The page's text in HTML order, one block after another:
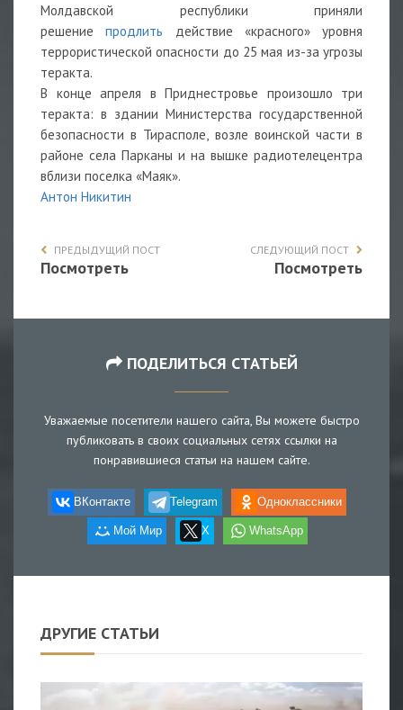
Молдавской республики приняли
решение
продлить
действие «красного» уровня
террористической опасности до 25 мая из-за угрозы
теракта.
В конце апреля в Приднестровье произошло три
теракта: в здании Министерства государственной
безопасности в Тирасполе, возле воинской части в
районе села Парканы и на вышке радиотелецентра
вблизи поселка «Маяк».
Антон Никитин
ПРЕДЫДУЩИЙ ПОСТ
Посмотреть
СЛЕДУЮЩИЙ ПОСТ
Посмотреть
ПОДЕЛИТЬСЯ СТАТЬЕЙ
Уважаемые посетители нашего сайта, Вы можете быстро
публиковать в своих социальных сетях ссылки на
понравившиеся статьи на нашем сайте.
ВКонтакте Telegram Одноклассники
Мой Мир X WhatsApp
ДРУГИЕ СТАТЬИ